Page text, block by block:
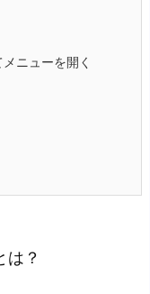
ニューを開く
は？